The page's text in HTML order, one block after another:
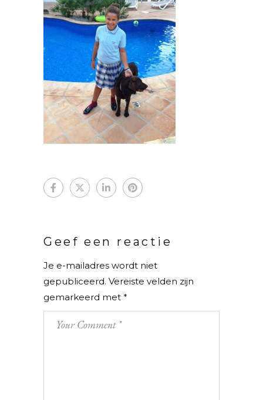
Geef een reactie
Je e-mailadres wordt niet
gepubliceerd. Vereiste velden zijn
gemarkeerd met *